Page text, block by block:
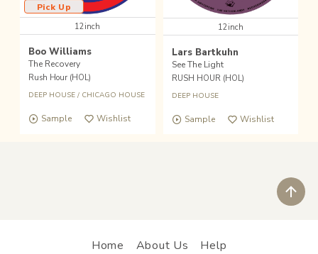
Pick Up
12inch
Boo Williams
The Recovery
Rush Hour (HOL)
DEEP HOUSE/ CHICAGO HOUSE
Sample Wishlist
12inch
Lars Bartkuhn
See The Light
RUSH HOUR (HOL)
DEEP HOUSE
Sample Wishlist
Home About Us Help